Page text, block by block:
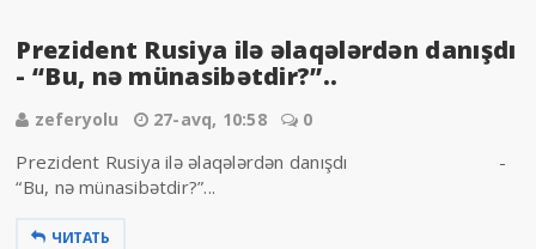
Prezident Rusiya ilə əlaqələrdən danışdı
- “Bu, nə münasibətdir?”..
zeferyolu 27-avq, 10:58 0
Prezident Rusiya ilə əlaqələrdən danışdı -
“Bu, nə münasibətdir?”...
ЧИТАТЬ